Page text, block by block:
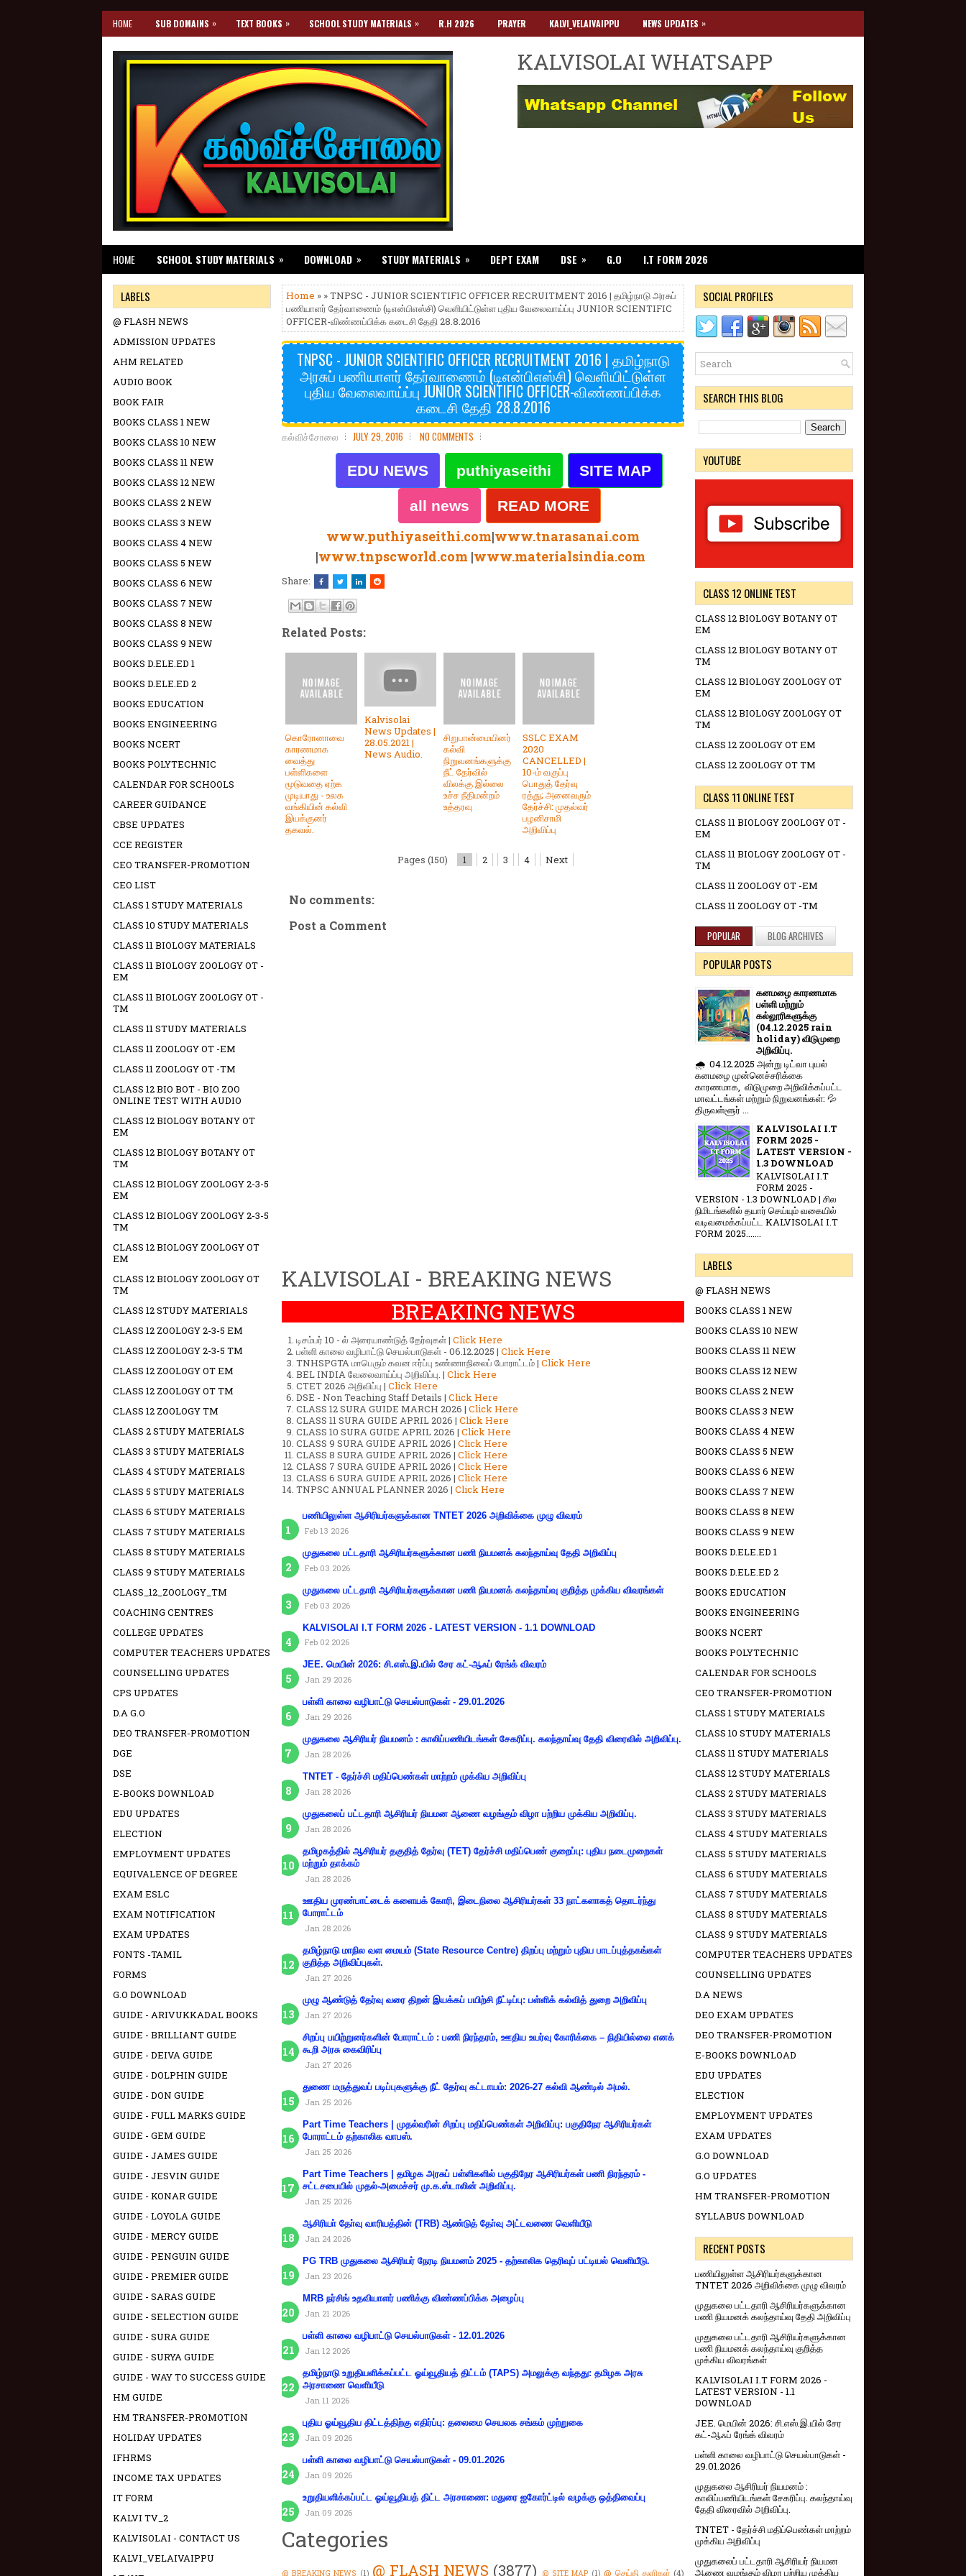
HOME SUB DOMAINS » TEXT BOOKS » SCHOOL STUDY MATERIALS » R.H 2026 PRAYER KALVI_VELAIVAIPPU NEWS UPDATES »
KALVISOLAI WHATSAPP
HOME SCHOOL STUDY MATERIALS » DOWNLOAD » STUDY MATERIALS » DEPT EXAM DSE » G.O I.T FORM 2026
Home » » TNPSC - JUNIOR SCIENTIFIC OFFICER RECRUITMENT 2016 | தமிழ்நாடு அரசுப்
பணியாளர் தேர்வாணைம் (டிஎன்பிஎஸ்சி) வெளியிட்டுள்ள புதிய வேலைவாய்ப்பு JUNIOR SCIENTIFIC
OFFICER-விண்ணப்பிக்க கடைசி தேதி 28.8.2016
TNPSC - JUNIOR SCIENTIFIC OFFICER RECRUITMENT 2016 | தமிழ்நாடு
அரசுப் பணியாளர் தேர்வாணைம் (டிஎன்பிஎஸ்சி) வெளியிட்டுள்ள
புதிய வேலைவாய்ப்பு JUNIOR SCIENTIFIC OFFICER-விண்ணப்பிக்க
கடைசி தேதி 28.8.2016
கல்விச்சோலை JULY 29, 2016 NO COMMENTS
EDU NEWS puthiyaseithi SITE MAP
all news READ MORE
www.puthiyaseithi.com|www.tnarasanai.com
|www.tnpscworld.com|www.materialsindia.com
Share:
Related Posts:
கொரோனாவை
காரணமாக
வைத்து
பள்ளிகளை
மூடுவதை ஏற்க
முடியாது - உலக
வங்கியின் கல்வி
இயக்குனர்
தகவல்.
Kalvisolai
News Updates |
28.05.2021 |
News Audio.
சிறுபான்மையினர்
கல்வி
நிறுவனங்களுக்கு
நீட் தேர்வில்
விலக்கு இல்லை
உச்ச நீதிமன்றம்
உத்தரவு
SSLC EXAM
2020
CANCELLED |
10-ம் வகுப்பு
பொதுத் தேர்வு
ரத்து; அனைவரும்
தேர்ச்சி: முதல்வர்
பழனிசாமி
அறிவிப்பு
Pages (150) 1 2 3 4 Next
No comments:
Post a Comment
KALVISOLAI - BREAKING NEWS
BREAKING NEWS
டிசம்பர் 10 - ல் அரையாண்டுத் தேர்வுகள் | Click Here
பள்ளி காலை வழிபாட்டு செயல்பாடுகள் - 06.12.2025 | Click Here
TNHSPGTA மாபெரும் கவன ஈர்ப்பு உண்ணாநிலைப் போராட்டம் | Click Here
BEL INDIA வேலைவாய்ப்பு அறிவிப்பு. | Click Here
CTET 2026 அறிவிப்பு | Click Here
DSE - Non Teaching Staff Details | Click Here
CLASS 12 SURA GUIDE MARCH 2026 | Click Here
CLASS 11 SURA GUIDE APRIL 2026 | Click Here
CLASS 10 SURA GUIDE APRIL 2026 | Click Here
CLASS 9 SURA GUIDE APRIL 2026 | Click Here
CLASS 8 SURA GUIDE APRIL 2026 | Click Here
CLASS 7 SURA GUIDE APRIL 2026 | Click Here
CLASS 6 SURA GUIDE APRIL 2026 | Click Here
TNPSC ANNUAL PLANNER 2026 | Click Here
பணியிலுள்ள ஆசிரியர்களுக்கான TNTET 2026 அறிவிக்கை முழு விவரம்
Feb 13 2026
முதுகலை பட்டதாரி ஆசிரியர்களுக்கான பணி நியமனக் கலந்தாய்வு தேதி அறிவிப்பு
Feb 03 2026
முதுகலை பட்டதாரி ஆசிரியர்களுக்கான பணி நியமனக் கலந்தாய்வு குறித்த முக்கிய விவரங்கள்
Feb 03 2026
KALVISOLAI I.T FORM 2026 - LATEST VERSION - 1.1 DOWNLOAD
Feb 02 2026
JEE. மெயின் 2026: சி.எஸ்.இ.யில் சேர கட்-ஆஃப் ரேங்க் விவரம்
Jan 29 2026
பள்ளி காலை வழிபாட்டு செயல்பாடுகள் - 29.01.2026
Jan 29 2026
முதுகலை ஆசிரியர் நியமனம் : காலிப்பணியிடங்கள் சேகரிப்பு. கலந்தாய்வு தேதி விரைவில் அறிவிப்பு.
Jan 28 2026
TNTET - தேர்ச்சி மதிப்பெண்கள் மாற்றம் முக்கிய அறிவிப்பு
Jan 28 2026
முதுகலைப் பட்டதாரி ஆசிரியர் நியமன ஆணை வழங்கும் விழா பற்றிய முக்கிய அறிவிப்பு.
Jan 28 2026
தமிழகத்தில் ஆசிரியர் தகுதித் தேர்வு (TET) தேர்ச்சி மதிப்பெண் குறைப்பு: புதிய நடைமுறைகள்
மற்றும் தாக்கம்
Jan 28 2026
ஊதிய முரண்பாட்டைக் களையக் கோரி, இடைநிலை ஆசிரியர்கள் 33 நாட்களாகத் தொடர்ந்து
போராட்டம்
Jan 28 2026
தமிழ்நாடு மாநில வள மையம் (State Resource Centre) திறப்பு மற்றும் புதிய பாடப்புத்தகங்கள்
குறித்த அறிவிப்புகள்.
Jan 27 2026
முழு ஆண்டுத் தேர்வு வரை திறன் இயக்கப் பயிற்சி நீட்டிப்பு: பள்ளிக் கல்வித் துறை அறிவிப்பு
Jan 27 2026
சிறப்பு பயிற்றுனர்களின் போராட்டம் : பணி நிரந்தரம், ஊதிய உயர்வு கோரிக்கை – நிதியில்லை எனக்
கூறி அரசு கைவிரிப்பு
Jan 27 2026
துணை மருத்துவப் படிப்புகளுக்கு நீட் தேர்வு கட்டாயம்: 2026-27 கல்வி ஆண்டில் அமல்.
Jan 25 2026
Part Time Teachers | முதல்வரின் சிறப்பு மதிப்பெண்கள் அறிவிப்பு: பகுதிநேர ஆசிரியர்கள்
போராட்டம் தற்காலிக வாபஸ்.
Jan 25 2026
Part Time Teachers | தமிழக அரசுப் பள்ளிகளில் பகுதிநேர ஆசிரியர்கள் பணி நிரந்தரம் -
சட்டசபையில் முதல்-அமைச்சர் மு.க.ஸ்டாலின் அறிவிப்பு.
Jan 25 2026
ஆசிரியா் தோ்வு வாரியத்தின் (TRB) ஆண்டுத் தோ்வு அட்டவணை வெளியீடு
Jan 24 2026
PG TRB முதுகலை ஆசிரியர் நேரடி நியமனம் 2025 - தற்காலிக தெரிவுப் பட்டியல் வெளியீடு.
Jan 23 2026
MRB நர்சிங் உதவியாளர் பணிக்கு விண்ணப்பிக்க அழைப்பு
Jan 21 2026
பள்ளி காலை வழிபாட்டு செயல்பாடுகள் - 12.01.2026
Jan 12 2026
தமிழ்நாடு உறுதியளிக்கப்பட்ட ஓய்வூதியத் திட்டம் (TAPS) அமலுக்கு வந்தது: தமிழக அரசு
அரசாணை வெளியீடு
Jan 11 2026
புதிய ஓய்வூதிய திட்டத்திற்கு எதிர்ப்பு: தலைமை செயலக சங்கம் முற்றுகை
Jan 09 2026
பள்ளி காலை வழிபாட்டு செயல்பாடுகள் - 09.01.2026
Jan 09 2026
உறுதியளிக்கப்பட்ட ஓய்வூதியத் திட்ட அரசாணை: மதுரை ஐகோர்ட்டில் வழக்கு ஒத்திவைப்பு
Jan 09 2026
Categories
@ BREAKING NEWS (1) @ FLASH NEWS (3877) @ SITE MAP (1) @ செய்தி துளிகள் (4)
LABELS
@ FLASH NEWS
ADMISSION UPDATES
AHM RELATED
AUDIO BOOK
BOOK FAIR
BOOKS CLASS 1 NEW
BOOKS CLASS 10 NEW
BOOKS CLASS 11 NEW
BOOKS CLASS 12 NEW
BOOKS CLASS 2 NEW
BOOKS CLASS 3 NEW
BOOKS CLASS 4 NEW
BOOKS CLASS 5 NEW
BOOKS CLASS 6 NEW
BOOKS CLASS 7 NEW
BOOKS CLASS 8 NEW
BOOKS CLASS 9 NEW
BOOKS D.ELE.ED 1
BOOKS D.ELE.ED 2
BOOKS EDUCATION
BOOKS ENGINEERING
BOOKS NCERT
BOOKS POLYTECHNIC
CALENDAR FOR SCHOOLS
CAREER GUIDANCE
CBSE UPDATES
CCE REGISTER
CEO TRANSFER-PROMOTION
CEO LIST
CLASS 1 STUDY MATERIALS
CLASS 10 STUDY MATERIALS
CLASS 11 BIOLOGY MATERIALS
CLASS 11 BIOLOGY ZOOLOGY OT -
EM
CLASS 11 BIOLOGY ZOOLOGY OT -
TM
CLASS 11 STUDY MATERIALS
CLASS 11 ZOOLOGY OT -EM
CLASS 11 ZOOLOGY OT -TM
CLASS 12 BIO BOT - BIO ZOO
ONLINE TEST WITH AUDIO
CLASS 12 BIOLOGY BOTANY OT
EM
CLASS 12 BIOLOGY BOTANY OT
TM
CLASS 12 BIOLOGY ZOOLOGY 2-3-5
EM
CLASS 12 BIOLOGY ZOOLOGY 2-3-5
TM
CLASS 12 BIOLOGY ZOOLOGY OT
EM
CLASS 12 BIOLOGY ZOOLOGY OT
TM
CLASS 12 STUDY MATERIALS
CLASS 12 ZOOLOGY 2-3-5 EM
CLASS 12 ZOOLOGY 2-3-5 TM
CLASS 12 ZOOLOGY OT EM
CLASS 12 ZOOLOGY OT TM
CLASS 12 ZOOLOGY TM
CLASS 2 STUDY MATERIALS
CLASS 3 STUDY MATERIALS
CLASS 4 STUDY MATERIALS
CLASS 5 STUDY MATERIALS
CLASS 6 STUDY MATERIALS
CLASS 7 STUDY MATERIALS
CLASS 8 STUDY MATERIALS
CLASS 9 STUDY MATERIALS
CLASS_12_ZOOLOGY_TM
COACHING CENTRES
COLLEGE UPDATES
COMPUTER TEACHERS UPDATES
COUNSELLING UPDATES
CPS UPDATES
D.A G.O
DEO TRANSFER-PROMOTION
DGE
DSE
E-BOOKS DOWNLOAD
EDU UPDATES
ELECTION
EMPLOYMENT UPDATES
EQUIVALENCE OF DEGREE
EXAM ESLC
EXAM NOTIFICATION
EXAM UPDATES
FONTS -TAMIL
FORMS
G.O DOWNLOAD
GUIDE - ARIVUKKADAL BOOKS
GUIDE - BRILLIANT GUIDE
GUIDE - DEIVA GUIDE
GUIDE - DOLPHIN GUIDE
GUIDE - DON GUIDE
GUIDE - FULL MARKS GUIDE
GUIDE - GEM GUIDE
GUIDE - JAMES GUIDE
GUIDE - JESVIN GUIDE
GUIDE - KONAR GUIDE
GUIDE - LOYOLA GUIDE
GUIDE - MERCY GUIDE
GUIDE - PENGUIN GUIDE
GUIDE - PREMIER GUIDE
GUIDE - SARAS GUIDE
GUIDE - SELECTION GUIDE
GUIDE - SURA GUIDE
GUIDE - SURYA GUIDE
GUIDE - WAY TO SUCCESS GUIDE
HM GUIDE
HM TRANSFER-PROMOTION
HOLIDAY UPDATES
IFHRMS
INCOME TAX UPDATES
IT FORM
KALVI TV_2
KALVISOLAI - CONTACT US
KALVI_VELAIVAIPPU
SOCIAL PROFILES
SEARCH THIS BLOG
YOUTUBE
CLASS 12 ONLINE TEST
CLASS 12 BIOLOGY BOTANY OT
EM
CLASS 12 BIOLOGY BOTANY OT
TM
CLASS 12 BIOLOGY ZOOLOGY OT
EM
CLASS 12 BIOLOGY ZOOLOGY OT
TM
CLASS 12 ZOOLOGY OT EM
CLASS 12 ZOOLOGY OT TM
CLASS 11 ONLINE TEST
CLASS 11 BIOLOGY ZOOLOGY OT -
EM
CLASS 11 BIOLOGY ZOOLOGY OT -
TM
CLASS 11 ZOOLOGY OT -EM
CLASS 11 ZOOLOGY OT -TM
POPULAR BLOG ARCHIVES
POPULAR POSTS
கனமழை காரணமாக
பள்ளி மற்றும்
கல்லூரிகளுக்கு
(04.12.2025 rain
holiday) விடுமுறை
அறிவிப்பு.
🌧️ 04.12.2025 அன்று டிட்வா புயல்
கனமழை முன்னெச்சரிக்கை
காரணமாக, விடுமுறை அறிவிக்கப்பட்ட
மாவட்டங்கள் மற்றும் நிறுவனங்கள்: 💦
திருவள்ளூர் ...
KALVISOLAI I.T
FORM 2025 -
LATEST VERSION -
1.3 DOWNLOAD
KALVISOLAI I.T
FORM 2025 -
VERSION - 1.3 DOWNLOAD | சில
நிமிடங்களில் தயார் செய்யும் வகையில்
வடிவமைக்கப்பட்ட KALVISOLAI I.T
FORM 2025.......
LABELS
@ FLASH NEWS
BOOKS CLASS 1 NEW
BOOKS CLASS 10 NEW
BOOKS CLASS 11 NEW
BOOKS CLASS 12 NEW
BOOKS CLASS 2 NEW
BOOKS CLASS 3 NEW
BOOKS CLASS 4 NEW
BOOKS CLASS 5 NEW
BOOKS CLASS 6 NEW
BOOKS CLASS 7 NEW
BOOKS CLASS 8 NEW
BOOKS CLASS 9 NEW
BOOKS D.ELE.ED 1
BOOKS D.ELE.ED 2
BOOKS EDUCATION
BOOKS ENGINEERING
BOOKS NCERT
BOOKS POLYTECHNIC
CALENDAR FOR SCHOOLS
CEO TRANSFER-PROMOTION
CLASS 1 STUDY MATERIALS
CLASS 10 STUDY MATERIALS
CLASS 11 STUDY MATERIALS
CLASS 12 STUDY MATERIALS
CLASS 2 STUDY MATERIALS
CLASS 3 STUDY MATERIALS
CLASS 4 STUDY MATERIALS
CLASS 5 STUDY MATERIALS
CLASS 6 STUDY MATERIALS
CLASS 7 STUDY MATERIALS
CLASS 8 STUDY MATERIALS
CLASS 9 STUDY MATERIALS
COMPUTER TEACHERS UPDATES
COUNSELLING UPDATES
D.A NEWS
DEO EXAM UPDATES
DEO TRANSFER-PROMOTION
E-BOOKS DOWNLOAD
EDU UPDATES
ELECTION
EMPLOYMENT UPDATES
EXAM UPDATES
G.O DOWNLOAD
G.O UPDATES
HM TRANSFER-PROMOTION
SYLLABUS DOWNLOAD
RECENT POSTS
பணியிலுள்ள ஆசிரியர்களுக்கான
TNTET 2026 அறிவிக்கை முழு விவரம்
முதுகலை பட்டதாரி ஆசிரியர்களுக்கான
பணி நியமனக் கலந்தாய்வு தேதி அறிவிப்பு
முதுகலை பட்டதாரி ஆசிரியர்களுக்கான
பணி நியமனக் கலந்தாய்வு குறித்த
முக்கிய விவரங்கள்
KALVISOLAI I.T FORM 2026 -
LATEST VERSION - 1.1
DOWNLOAD
JEE. மெயின் 2026: சி.எஸ்.இ.யில் சேர
கட்-ஆஃப் ரேங்க் விவரம்
பள்ளி காலை வழிபாட்டு செயல்பாடுகள் -
29.01.2026
முதுகலை ஆசிரியர் நியமனம் :
காலிப்பணியிடங்கள் சேகரிப்பு. கலந்தாய்வு
தேதி விரைவில் அறிவிப்பு.
TNTET - தேர்ச்சி மதிப்பெண்கள் மாற்றம்
முக்கிய அறிவிப்பு
முதுகலைப் பட்டதாரி ஆசிரியர் நியமன
ஆணை வழங்கும் விழா பற்றிய முக்கிய